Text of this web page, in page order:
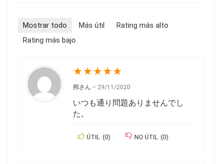
Mostrar todo Más útil
Rating más alto
Rating más bajo
★★★★★
邦さん – 29/11/2020
いつも通り問題ありませんでし
た。
ÚTIL (0) NO ÚTIL (0)